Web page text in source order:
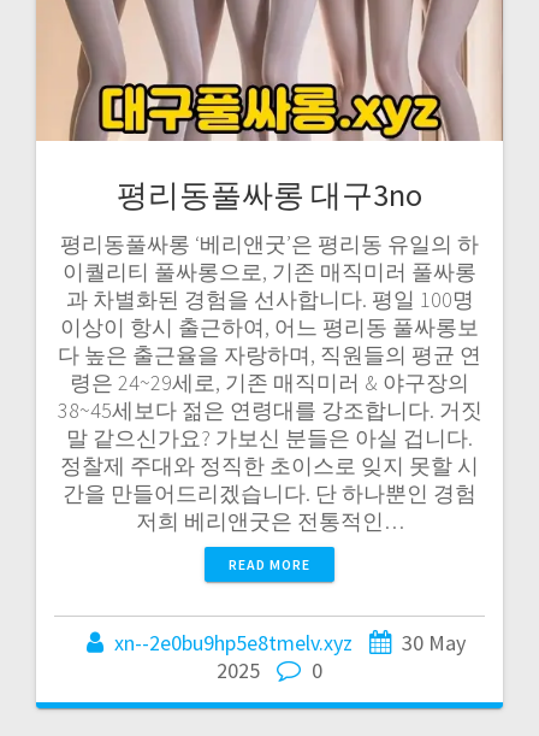
평리동풀싸롱 대구3no
평리동풀싸롱 ‘베리앤굿’은 평리동 유일의 하
이퀄리티 풀싸롱으로, 기존 매직미러 풀싸롱
과 차별화된 경험을 선사합니다. 평일 100명
이상이 항시 출근하여, 어느 평리동 풀싸롱보
다 높은 출근율을 자랑하며, 직원들의 평균 연
령은 24~29세로, 기존 매직미러 & 야구장의
38~45세보다 젊은 연령대를 강조합니다. 거짓
말 같으신가요? 가보신 분들은 아실 겁니다.
정찰제 주대와 정직한 초이스로 잊지 못할 시
간을 만들어드리겠습니다. 단 하나뿐인 경험
저희 베리앤굿은 전통적인…
READ MORE
xn--2e0bu9hp5e8tmelv.xyz
30 May
2025
0